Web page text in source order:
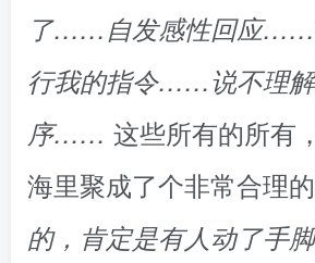
了……自发感性回应……
行我的指令……说不理
序…… 这些所有的所有
海里聚成了个非常合理的
的，肯定是有人动了手脚